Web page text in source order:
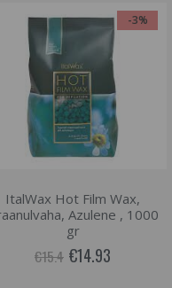
-3%
ItalWax Hot Film Wax,
Azulene , 1000
gr
€15.4 €14.93